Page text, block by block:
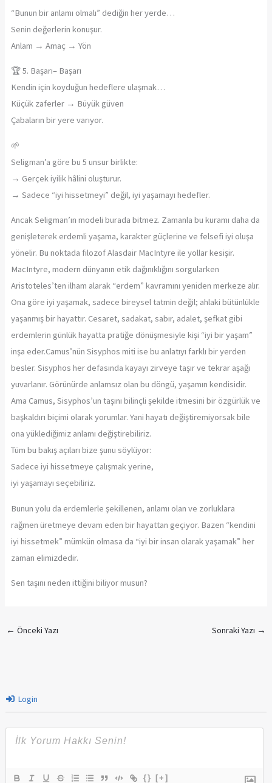
“Bunun bir anlamı olmalı” dediğin her yerde…
Senin değerlerin konuşur.
Anlam → Amaç → Yön
🏆 5. Başarı– Başarı
Kendin için koyduğun hedeflere ulaşmak…
Küçük zaferler → Büyük güven
Çabaların bir yere varıyor.
🌱
Seligman’a göre bu 5 unsur birlikte:
→ Gerçek iyilik hâlini oluşturur.
→ Sadece “iyi hissetmeyi” değil, iyi yaşamayı hedefler.
Ancak Seligman’ın modeli burada bitmez. Zamanla bu kuramı daha da
genişleterek erdemli yaşama, karakter güçlerine ve felsefi iyi oluşa
yönelir. Bu noktada filozof Alasdair MacIntyre ile yollar kesişir.
MacIntyre, modern dünyanın etik dağınıklığını sorgularken
Aristoteles’ten ilham alarak “erdem” kavramını yeniden merkeze alır.
Ona göre iyi yaşamak, sadece bireysel tatmin değil; ahlaki bütünlükle
yaşanmış bir hayattır. Cesaret, sadakat, sabır, adalet, şefkat gibi
erdemlerin günlük hayatta pratiğe dönüşmesiyle kişi “iyi bir yaşam”
inşa eder.Camus’nün Sisyphos miti ise bu anlatıyı farklı bir yerden
besler. Sisyphos her defasında kayayı zirveye taşır ve tekrar aşağı
yuvarlanır. Görünürde anlamsız olan bu döngü, yaşamın kendisidir.
Ama Camus, Sisyphos’un taşını bilinçli şekilde itmesini bir özgürlük ve
başkaldırı biçimi olarak yorumlar. Yani hayatı değiştiremiyorsak bile
ona yüklediğimiz anlamı değiştirebiliriz.
Tüm bu bakış açıları bize şunu söylüyor:
Sadece iyi hissetmeye çalışmak yerine,
iyi yaşamayı seçebiliriz.
Bunun yolu da erdemlerle şekillenen, anlamı olan ve zorluklara
rağmen üretmeye devam eden bir hayattan geçiyor. Bazen “kendini
iyi hissetmek” mümkün olmasa da “iyi bir insan olarak yaşamak” her
zaman elimizdedir.
Sen taşını neden ittiğini biliyor musun?
← Önceki Yazı Sonraki Yazı →
Login
{} [+]